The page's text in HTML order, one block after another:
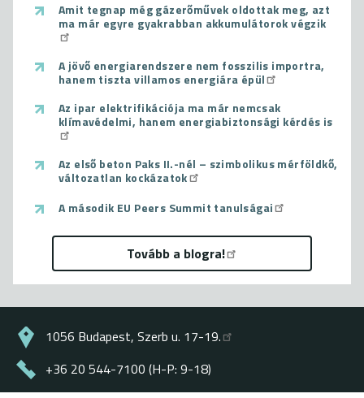
Amit tegnap még gázerőművek oldottak meg, azt
ma már egyre gyakrabban akkumulátorok végzik
A jövő energiarendszere nem fosszilis importra,
hanem tiszta villamos energiára épül
Az ipar elektrifikációja ma már nemcsak
klímavédelmi, hanem energiabiztonsági kérdés is
Az első beton Paks II.-nél – szimbolikus mérföldkő,
változatlan kockázatok
A második EU Peers Summit tanulságai
Tovább a blogra!
1056 Budapest, Szerb u. 17-19.
+36 20 544-7100 (H-P: 9-18)